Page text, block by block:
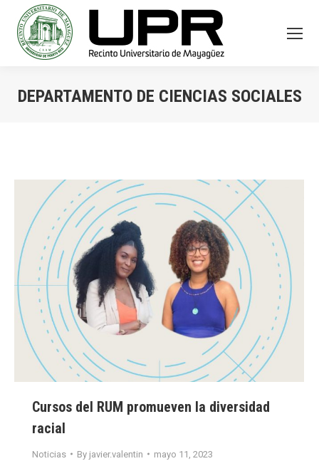
DEPARTAMENTO DE CIENCIAS SOCIALES
Cursos del RUM promueven la diversidad
racial
Noticias By javier.valentin mayo 11, 2023